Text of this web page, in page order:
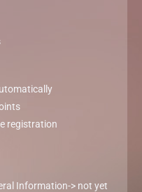
registration
Information-> not yet